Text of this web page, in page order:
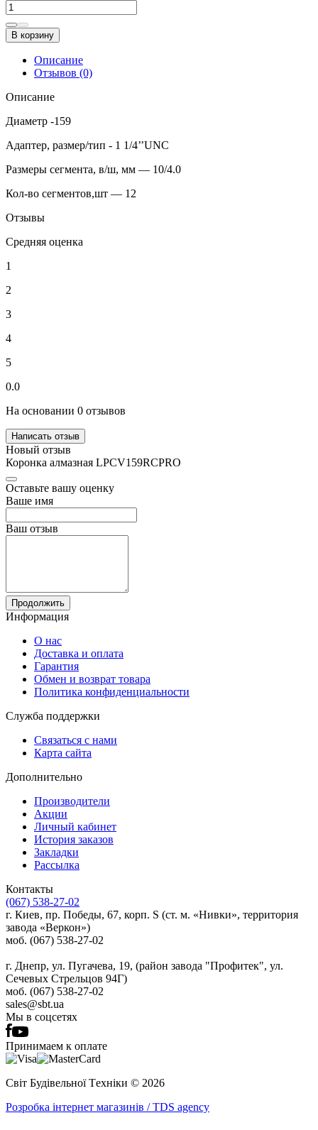
В корзину
Описание
Отзывов (0)
Описание
Диаметр -159
Адаптер, размер/тип - 1 1/4’’UNC
Размеры сегмента, в/ш, мм — 10/4.0
Кол-во сегментов,шт — 12
Отзывы
Средняя оценка
1
2
3
4
5
0.0
На основании 0 отзывов
Написать отзыв
Новый отзыв
Коронка алмазная LPCV159RCPRO
Оставьте вашу оценку
Ваше имя
Ваш отзыв
Продолжить
Информация
О нас
Доставка и оплата
Гарантия
Обмен и возврат товара
Политика конфиденциальности
Служба поддержки
Связаться с нами
Карта сайта
Дополнительно
Производители
Акции
Личный кабинет
История заказов
Закладки
Рассылка
Контакты
(067) 538-27-02
г. Киев, пр. Победы, 67, корп. S (ст. м. «Нивки», территория
завода «Веркон»)
моб. (067) 538-27-02
г. Днепр, ул. Пугачева, 19, (район завода "Профитек", ул.
Сечевых Стрельцов 94Г)
моб. (067) 538-27-02
sales@sbt.ua
Мы в соцсетях
Принимаем к оплате
Світ Будівельної Tехніки © 2026
Розробка інтернет магазинів / TDS agency